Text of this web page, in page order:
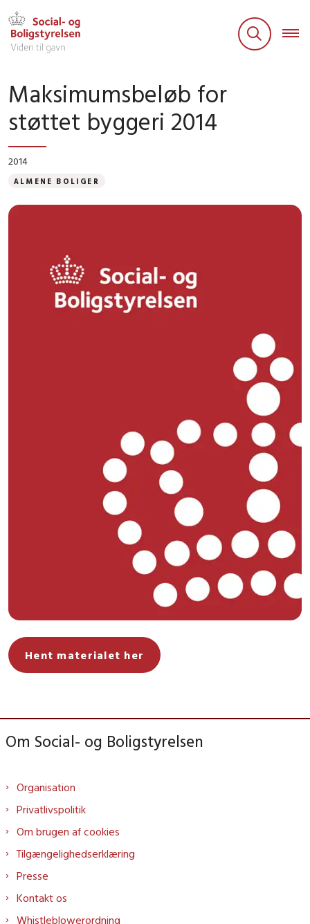
Maksimumsbeløb for
støttet byggeri 2014
2014
ALMENE BOLIGER
Hent materialet her
Om Social- og Boligstyrelsen
Organisation
Privatlivspolitik
Om brugen af cookies
Tilgængelighedserklæring
Presse
Kontakt os
Whistleblowerordning